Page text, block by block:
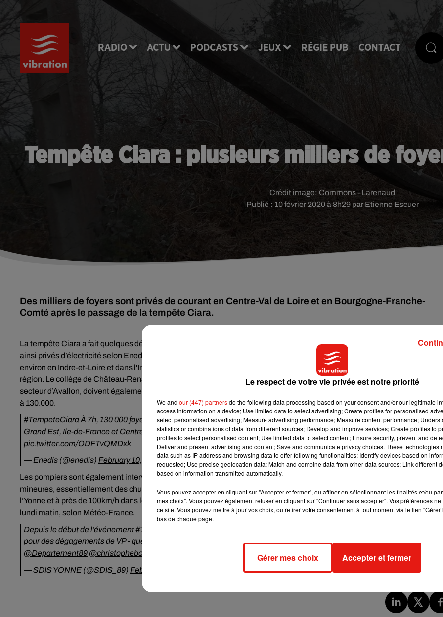
RADIO ACTU PODCASTS JEUX RÉGIE PUB CONTACT
Tempête Ciara : plusieurs milliers de
Publié : 10 février 2020 à 8h29 par Etienne Escuer
Crédit image: Commons - Larenaud
Des milliers de foyers sont privés de courant en Centre-Val de Loire et en Bourgogne-Franche-
Comté après le passage de la tempête Ciara.
La tempête Ciara a fait quelques dégâts, dans la nuit du dimanche 9 au lundi 10 février. En Centre-Val de Loire, 8.500 sont
ainsi privés d’électricité selon Enedis (2.500 dans le Loiret, 2.000 en Eure-et-Loir, 1.500 dans le Cher ou encore un millier
environ en Indre-et-Loire et dans l'Indre). 250 techniciens sont mobilisés ce lundi matin, pour rétablir le courant dans la
région. Le collège de Château-Renard, dans le Loiret,
faute d'électricité.En Bourgogne , 3.000 foyers, dans le
secteur d’Avallon, doivent également faire sans électricité. Au niveau national, le nombre de foyers privés de courant
à 130.000.
#TempeteCiaraÀ 7h, 130 000 foyers sont privés d’électricité principalement en Bretagne, Normandie, Haut de France,
Grand Est, Ile-de-France et Centre. Nos équipes sont mobilisées sur le terrain#ServicePublic
pic.twitter.com/ODFTvQMDxk
— Enedis (@enedis) February 10, 2020
Les pompiers sont également intervenus à de nombreuses reprises dans la plupart des départements pour des
mineures, essentiellement des chutes d’arbres sur les routes. Des rafales de vent à plus de 110 km/h ont été relevées dans
l’Yonne et à près de 100km/h dans le Loiret. Le département de l’Yonne est toujours placé en vigilance orange vent violent
lundi matin, selon Météo-France.
Depuis le début de l’événement#TempeteCiara
pour des dégagements de VP - quelques dégâts matériels mais pas de blessés!#engagement@COZ_EST@Prefet89
@Departement89 @christophebon89
pic.twitter.com/DkI5gs88Xj
— SDIS YONNE (@SDIS_89) February 10, 2020
Le respect de votre vie privée est notre priorité
We and our (447) partnersdo the following data processing based on your consent and/or our legitimate
access information on a device; Use limited data to select advertising; Create profiles for personalised
select personalised advertising; Measure advertising performance; Measure content performance;
statistics or combinations of data from different sources; Develop and improve services; Create profiles to
profiles to select personalised content; Use limited data to select content; Ensure security, prevent and
Deliver and present advertising and content; Save and communicate privacy choices. These technologies
data such as IP address and browsing data to offer following functionalities: Identify devices based on
requested; Use precise geolocation data; Match and combine data from other data sources; Link different
based on information transmitted automatically.
Vous pouvez accepter en cliquant sur "Accepter et fermer", ou affiner en sélectionnant les finalités et/ou
mes choix". Vous pouvez également refuser en cliquant sur "Continuer sans accepter". Vos préférences
ce site. Vous pouvez mettre à jour vos choix, ou retirer votre consentement à tout moment via le lien
bas de chaque page.
Gérer mes choix Accepter et fermer